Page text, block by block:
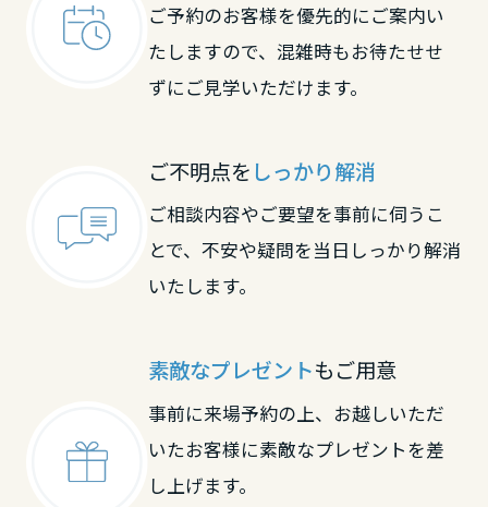
ご予約のお客様を優先的にご案内い
たしますので、混雑時もお待たせせ
ずにご見学いただけます。
ご不明点を しっかり解消
ご相談内容やご要望を事前に伺うこ
とで、不安や疑問を当日しっかり解消
いたします。
素敵なプレゼントもご用意
事前に来場予約の上、お越しいただ
いたお客様に素敵なプレゼントを差
し上げます。